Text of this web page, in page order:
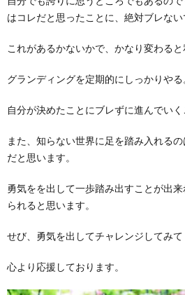
はコレだと思ったことに、絶対ブレない
これがあるかないかで、かなり変わると
グランディングを定期的にしっかりやる
自分が決めたことにブレずに進んでいく
また、知らない世界に足を踏み入れる
だと思います。
勇気をを出して一歩踏み出すことが出
られると思います。
せび、勇気を出してチャレンジしてみて
心より応援しております。